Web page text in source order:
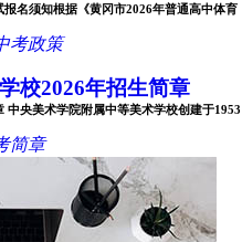
名须知根据《黄冈市2026年普通高中体育
考政策
校2026年招生简章
央美术学院附属中等美术学校创建于1953
简章